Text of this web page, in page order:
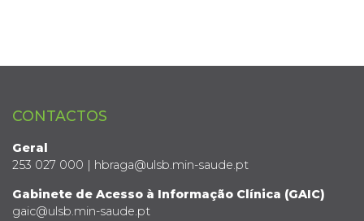
CONTACTOS
Geral
253 027 000 | hbraga@ulsb.min-saude.pt
Gabinete de Acesso à Informação Clínica (GAIC)
gaic@ulsb.min-saude.pt